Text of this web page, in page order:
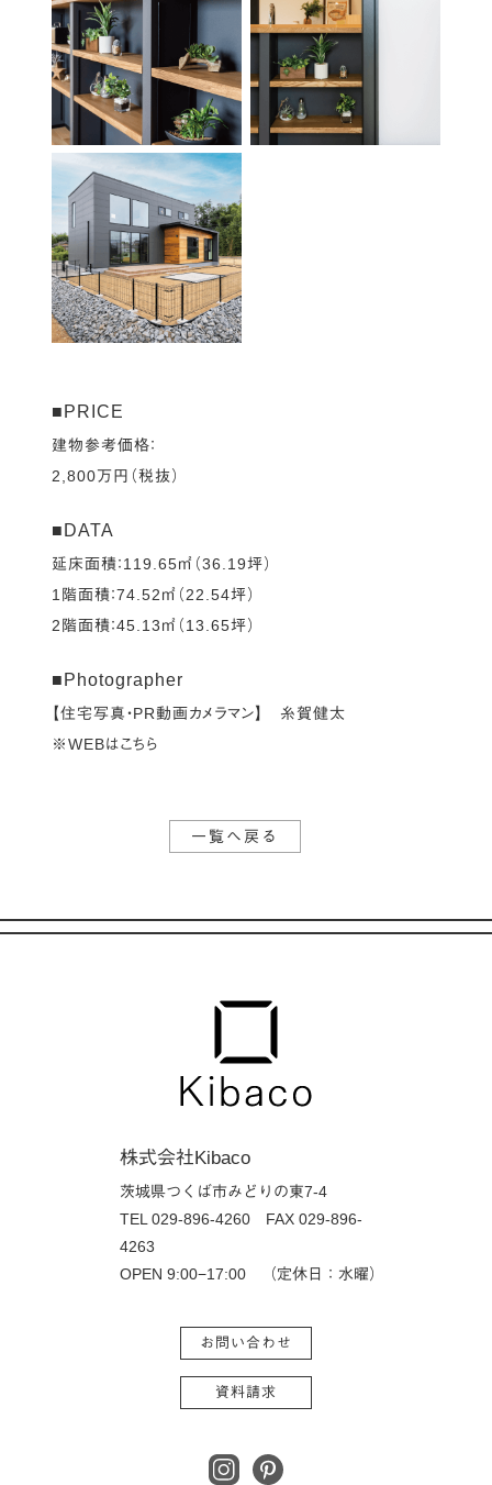
■PRICE
建物参考価格：
2,800万円（税抜）
■DATA
延床面積：119.65㎡（36.19坪）
1階面積：74.52㎡（22.54坪）
2階面積：45.13㎡（13.65坪）
■Photographer
【住宅写真・PR動画カメラマン】 糸賀健太
※WEBはこちら
一覧へ戻る
株式会社Kibaco
茨城県つくば市みどりの東7-4
TEL 029-896-4260 FAX 029-896-
4263
OPEN 9:00−17:00 （定休日：水曜）
お問い合わせ
資料請求